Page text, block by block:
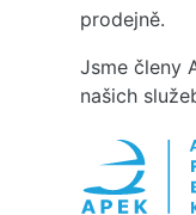
prodejně.
Jsme členy
našich